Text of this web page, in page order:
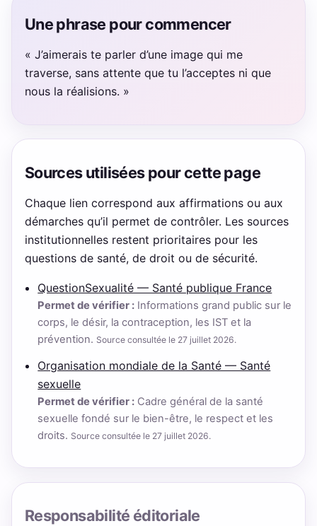
Une phrase pour commencer
« J’aimerais te parler d’une image qui me
traverse, sans attente que tu l’acceptes ni que
nous la réalisions. »
Sources utilisées pour cette page
Chaque lien correspond aux affirmations ou aux
démarches qu’il permet de contrôler. Les sources
institutionnelles restent prioritaires pour les
questions de santé, de droit ou de sécurité.
QuestionSexualité — Santé publique France
Permet de vérifier : Informations grand public sur le
corps, le désir, la contraception, les IST et la
prévention. Source consultée le 27 juillet 2026.
Organisation mondiale de la Santé — Santé
sexuelle
Permet de vérifier : Cadre général de la santé
sexuelle fondé sur le bien-être, le respect et les
droits. Source consultée le 27 juillet 2026.
Responsabilité éditoriale